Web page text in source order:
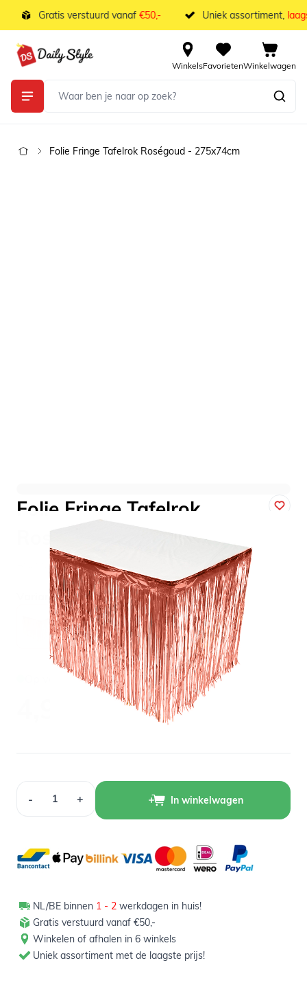
Ga naar de inhoud
Gratis verstuurd vanaf€50,- Uniek assortiment,
WinkelsFavorietenWinkelwagen
Folie Fringe Tafelrok Roségoud - 275x74cm
Folie Fringe Tafelrok
Roségoud - 275x74cm
Art. nr. 2102-13R
Variant
Op voorraad
Verpakt per 1 stuk
- + In winkelwagen
NL/BE binnen 1 - 2 werkdagen in huis!
Gratis verstuurd vanaf €50,-
Winkelen of afhalen in 6 winkels
Uniek assortiment met de laagste prijs!